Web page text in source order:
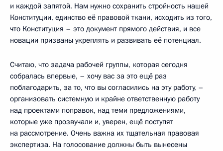
и каждой запятой. Нам нужно сохранить стройность нашей
Конституции, единство её правовой ткани, исходить из того,
что Конституция – это документ прямого действия, и все
новации призваны укреплять и развивать её потенциал.
Считаю, что задача рабочей группы, которая сегодня
собралась впервые, – хочу вас за это ещё раз
поблагодарить, за то, что вы согласились на эту работу, –
организовать системную и крайне ответственную работу
над проектами поправок, над теми предложениями,
которые уже прозвучали и, уверен, ещё поступят
на рассмотрение. Очень важна их тщательная правовая
экспертиза. На голосование должны быть вынесены